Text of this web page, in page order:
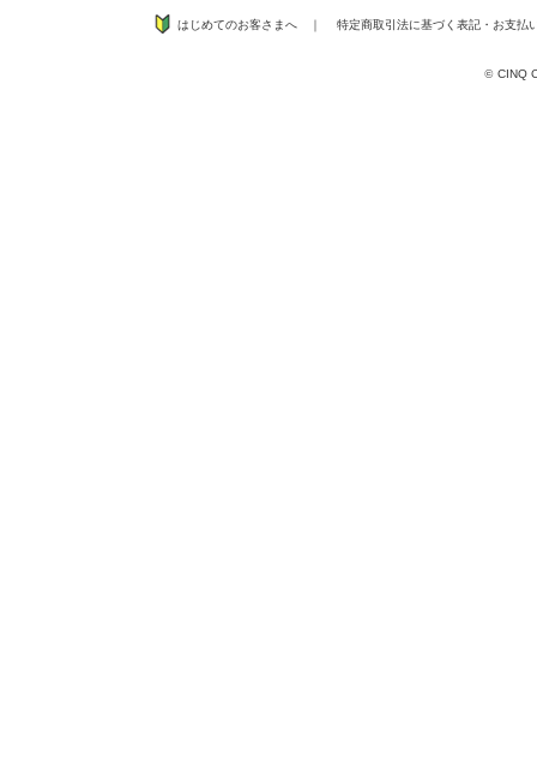
はじめてのお客さまへ ｜ 特定商取引法に基づく表記 ・ お支払
© CINQ